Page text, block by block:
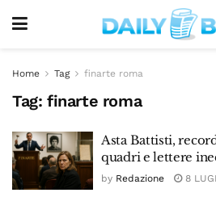
Home Tag finarte roma
Tag: finarte roma
Asta Battisti,
quadri e lettere
by Redazione 8